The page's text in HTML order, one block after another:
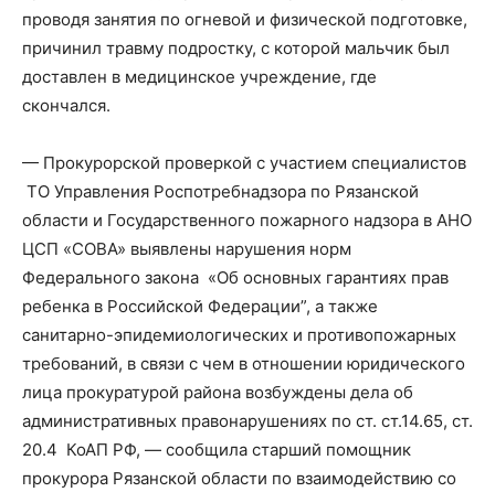
проводя занятия по огневой и физической подготовке,
причинил травму подростку, с которой мальчик был
доставлен в медицинское учреждение, где
скончался.
— Прокурорской проверкой с участием специалистов
ТО Управления Роспотребнадзора по Рязанской
области и Государственного пожарного надзора в АНО
ЦСП «СОВА» выявлены нарушения норм
Федерального закона «Об основных гарантиях прав
ребенка в Российской Федерации”, а также
санитарно-эпидемиологических и противопожарных
требований, в связи с чем в отношении юридического
лица прокуратурой района возбуждены дела об
административных правонарушениях по ст. ст.14.65, ст.
20.4 КоАП РФ, — сообщила старший помощник
прокурора Рязанской области по взаимодействию со